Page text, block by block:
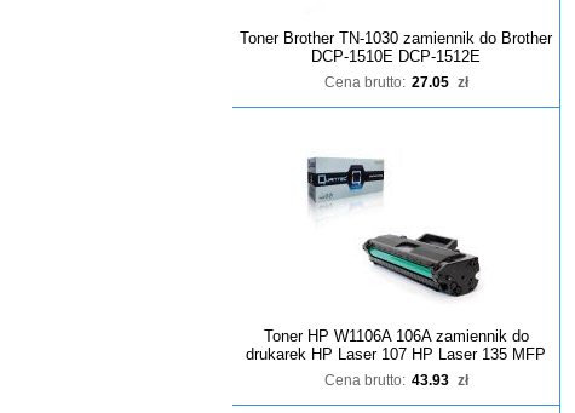
Toner Brother TN-1030 zamiennik do Brother
DCP-1510E DCP-1512E
Cena brutto: 27.05 zł
Toner HP W1106A 106A zamiennik do
drukarek HP Laser 107 HP Laser 135 MFP
Cena brutto: 43.93 zł